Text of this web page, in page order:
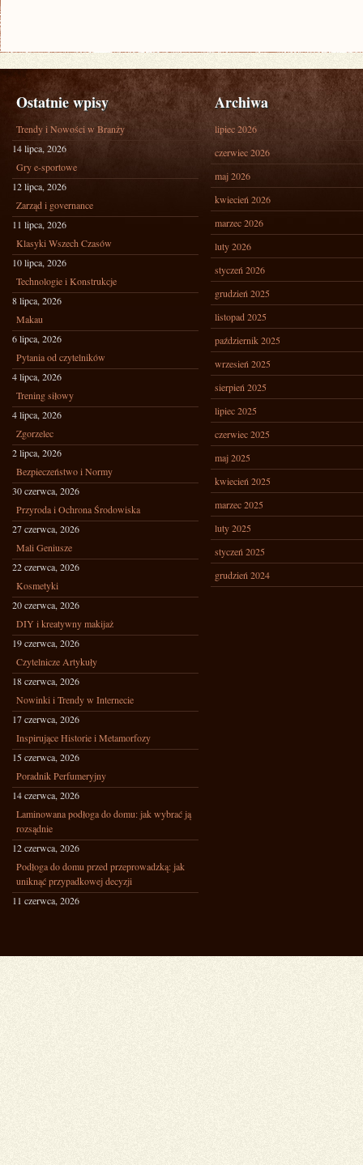
Ostatnie wpisy
Trendy i Nowości w Branży
14 lipca, 2026
Gry e-sportowe
12 lipca, 2026
Zarząd i governance
11 lipca, 2026
Klasyki Wszech Czasów
10 lipca, 2026
Technologie i Konstrukcje
8 lipca, 2026
Makau
6 lipca, 2026
Pytania od czytelników
4 lipca, 2026
Trening siłowy
4 lipca, 2026
Zgorzelec
2 lipca, 2026
Bezpieczeństwo i Normy
30 czerwca, 2026
Przyroda i Ochrona Środowiska
27 czerwca, 2026
Mali Geniusze
22 czerwca, 2026
Kosmetyki
20 czerwca, 2026
DIY i kreatywny makijaż
19 czerwca, 2026
Czytelnicze Artykuły
18 czerwca, 2026
Nowinki i Trendy w Internecie
17 czerwca, 2026
Inspirujące Historie i Metamorfozy
15 czerwca, 2026
Poradnik Perfumeryjny
14 czerwca, 2026
Laminowana podłoga do domu: jak wybrać ją
rozsądnie
12 czerwca, 2026
Podłoga do domu przed przeprowadzką: jak
uniknąć przypadkowej decyzji
11 czerwca, 2026
Archiwa
lipiec 2026
czerwiec 2026
maj 2026
kwiecień 2026
marzec 2026
luty 2026
styczeń 2026
grudzień 2025
listopad 2025
październik 2025
wrzesień 2025
sierpień 2025
lipiec 2025
czerwiec 2025
maj 2025
kwiecień 2025
marzec 2025
luty 2025
styczeń 2025
grudzień 2024